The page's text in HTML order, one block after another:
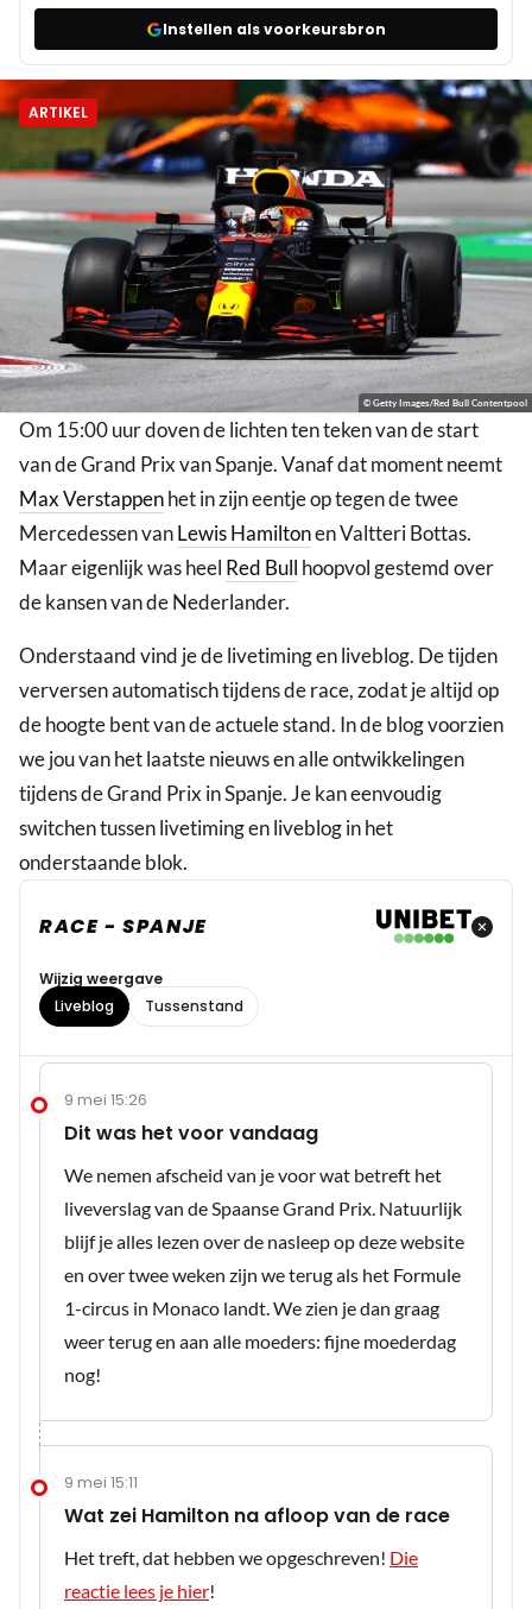
Instellen als voorkeursbron
ARTIKEL
© Getty Images/Red Bull Contentpool
Om 15:00 uur doven de lichten ten teken van de start
van de Grand Prix van Spanje. Vanaf dat moment neemt
Max Verstappenhet in zijn eentje op tegen de twee
Mercedessen vanLewis Hamiltonen Valtteri Bottas.
Maar eigenlijk was heel Red Bull hoopvol gestemd over
de kansen van de Nederlander.
Onderstaand vind je de livetiming en liveblog. De tijden
verversen automatisch tijdens de race, zodat je altijd op
de hoogte bent van de actuele stand. In de blog voorzien
we jou van het laatste nieuws en alle ontwikkelingen
tijdens de Grand Prix in Spanje. Je kan eenvoudig
switchen tussen livetiming en liveblog in het
onderstaande blok.
RACE - SPANJE
Wijzig weergave
Liveblog
Tussenstand
9 mei 15:26
Dit was het voor vandaag
We nemen afscheid van je voor wat betreft het
liveverslag van de Spaanse Grand Prix. Natuurlijk
blijf je alles lezen over de nasleep op deze website
en over twee weken zijn we terug als het Formule
1-circus in Monaco landt. We zien je dan graag
weer terug en aan alle moeders: fijne moederdag
nog!
9 mei 15:11
Wat zei Hamilton na afloop van de race
Het treft, dat hebben we opgeschreven! Die
reactie lees je hier!